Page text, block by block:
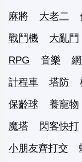
麻將
大老二
戰鬥機
大亂鬥
RPG
音樂
計程車
塔防
保齡球
養寵物
魔塔
閃客快打
小朋友齊打交